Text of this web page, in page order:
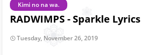
Kimi no na wa.
RADWIMPS - Sparkle Lyrics
Tuesday, November 26, 2019